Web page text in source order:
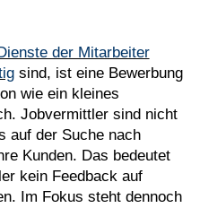
der Mitarbeiter
sind, ist eine Bewerbung
wie ein kleines
Jobvermittler sind nicht
auf der Suche nach
Kunden. Das bedeutet
kein Feedback auf
Im Fokus steht dennoch